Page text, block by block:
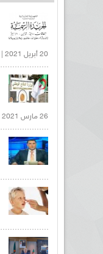
20 أبريل 2021 |
26 مارس 2021 |